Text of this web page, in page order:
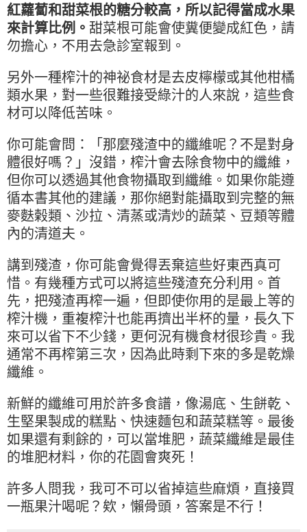
紅蘿蔔和甜菜根的糖分較高，所以記得當成水果
來計算比例。 甜菜根可能會使糞便變成紅色，請
勿擔心，不用去急診室報到。
另外一種榨汁的神祕食材是去皮檸檬或其他柑橘
類水果，對一些很難接受綠汁的人來說，這些食
材可以降低苦味。
你可能會問：「那麼殘渣中的纖維呢？不是對身
體很好嗎？」沒錯，榨汁會去除食物中的纖維，
但你可以透過其他食物攝取到纖維。如果你能遵
循本書其他的建議，那你絕對能攝取到完整的無
麥麩榖類、沙拉、清蒸或清炒的蔬菜、豆類等體
內的清道夫。
講到殘渣，你可能會覺得丟棄這些好東西真可
惜。有幾種方式可以將這些殘渣充分利用。首
先，把殘渣再榨一遍，但即使你用的是最上等的
榨汁機，重複榨汁也能再擠出半杯的量，長久下
來可以省下不少錢，更何況有機食材很珍貴。我
通常不再榨第三次，因為此時剩下來的多是乾燥
纖維。
新鮮的纖維可用於許多食譜，像湯底、生餅乾、
生堅果製成的糕點、快速麵包和蔬菜糕等。最後
如果還有剩餘的，可以當堆肥，蔬菜纖維是最佳
的堆肥材料，你的花園會爽死！
許多人問我，我可不可以省掉這些麻煩，直接買
一瓶果汁喝呢？欸，懶骨頭，答案是不行！